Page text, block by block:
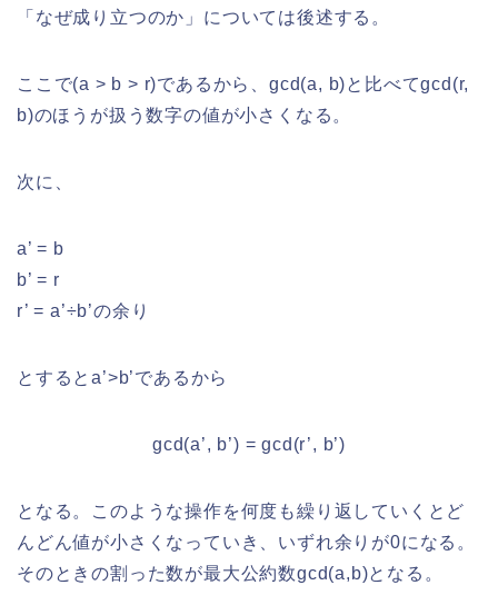
「なぜ成り立つのか」については後述する。
ここで(a > b > r)であるから、gcd(a, b)と比べてgcd(r,
b)のほうが扱う数字の値が小さくなる。
次に、
a’ = b
b’ = r
r’ = a’÷b’の余り
とするとa’>b’であるから
gcd(a’, b’) = gcd(r’, b’)
となる。このような操作を何度も繰り返していくとど
んどん値が小さくなっていき、いずれ余りが0になる。
そのときの割った数が最大公約数gcd(a,b)となる。